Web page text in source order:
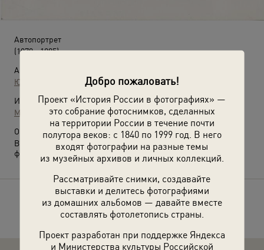
Добро пожаловать!
Проект «История России в фотографиях» —
это собрание фотоснимков, сделанных
на территории России в течение почти
полутора веков: с 1840 по 1999 год. В него
входят фотографии на разные темы
из музейных архивов и личных коллекций.
Рассматривайте снимки, создавайте
выставки и делитесь фотографиями
из домашних альбомов — давайте вместе
составлять фотолетопись страны.
Проект разработан при поддержке Яндекса
и Министерства культуры Российской
Автопортрет
(1970 - 1985)
Автор:
Юрий Садовников
Источники:
МАММ / МДФ
О фотографии:
Выставка
«"Снял себя сам". Автопортрет или селфи?»
фотографией.
Расскажите друзьям об этом фото